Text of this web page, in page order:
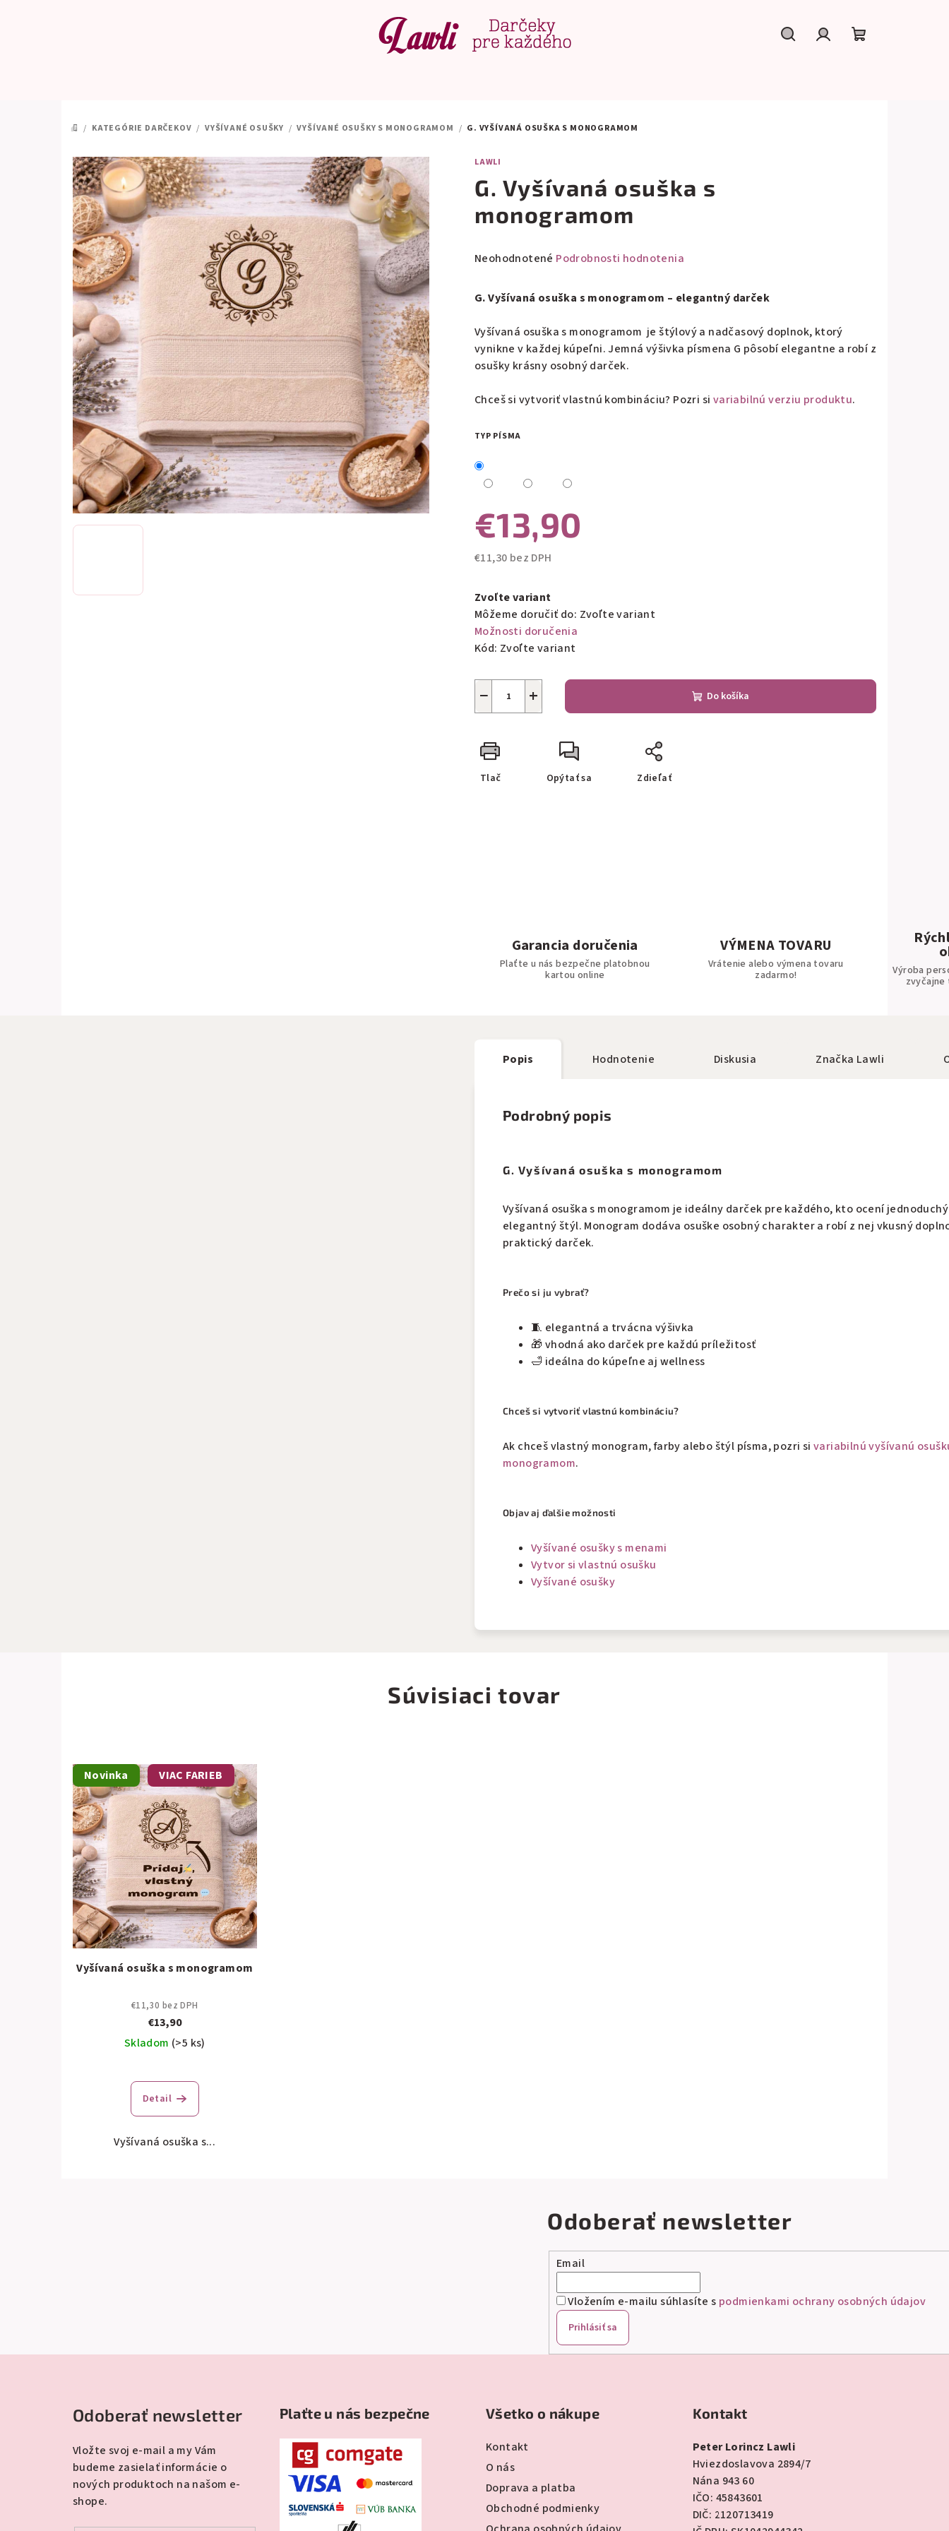
DOMOV
/ KATEGÓRIE DARČEKOV / VYŠÍVANÉ OSUŠKY / VYŠÍVANÉ OSUŠKY S MONOGRAMOM / G. VYŠÍVANÁ OSUŠKA S MONOGRAMOM
LAWLI
G. Vyšívaná osuška s
monogramom
Priemerné
produktu
0,0
z
5
hviezdičiek.
Neohodnotené Podrobnosti hodnotenia
G. Vyšívaná osuška s monogramom – elegantný darček
Vyšívaná osuška s monogramom je štýlový a nadčasový doplnok, ktorý
vynikne v každej kúpeľni. Jemná výšivka písmena G pôsobí elegantne a robí z
osušky krásny osobný darček.
Chceš si vytvoriť vlastnú kombináciu? Pozri si variabilnú verziu produktu.
TYP PÍSMA
€13,90
€11,30 bez DPH
cena:
Zvoľte variant
Môžeme doručiť do: Zvoľte variant
Možnosti doručenia
Kód: Zvoľte variant
+
− Do košíka
Tlač Opýtať sa Zdieľať
Garancia doručenia
Plaťte u nás bezpečne platobnou
kartou online
VÝMENA TOVARU
Vrátenie alebo výmena tovaru
zadarmo!
Výroba
zvyčajne
Popis Hodnotenie Diskusia Značka Lawli
Podrobný popis
G. Vyšívaná osuška s monogramom
Vyšívaná osuška s monogramom je ideálny darček pre každého, kto ocení
elegantný štýl. Monogram dodáva osuške osobný charakter a robí z nej vkusný
praktický darček.
Prečo si ju vybrať?
🧵 elegantná a trvácna výšivka
🎁 vhodná ako darček pre každú príležitosť
🛁 ideálna do kúpeľne aj wellness
Chceš si vytvoriť vlastnú kombináciu?
Ak chceš vlastný monogram, farby alebo štýl písma, pozri si variabilnú vyšívanú
monogramom.
Objav aj ďalšie možnosti
Vyšívané osušky s menami
Vytvor si vlastnú osušku
Vyšívané osušky
Súvisiaci tovar
Novinka VIAC FARIEB
Vyšívaná osuška s monogramom
€11,30 bez DPH
€13,90
Skladom (>5 ks)
Detail
Vyšívaná osuška s...
Odoberať newsletter
Email
Vložením e-mailu súhlasíte s podmienkami ochrany osobných údajov
Prihlásiť sa
Odoberať newsletter
Vložte svoj e-mail a my Vám
budeme zasielať informácie o
nových produktoch na našom e-
shope.
Plaťte u nás bezpečne Všetko o nákupe
Kontakt
O nás
Doprava a platba
Obchodné podmienky
Kontakt
Peter Lorincz Lawli
Hviezdoslavova 2894/7
Nána 943 60
IČO: 45843601
DIČ: 2120713419